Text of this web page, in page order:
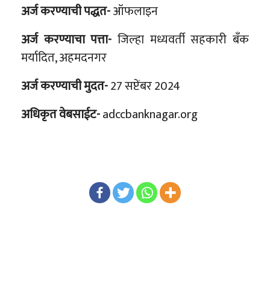
अर्ज करण्याची पद्धत-ऑफलाइन
अर्ज करण्याचा पत्ता- जिल्हा मध्यवर्ती सहकारी बँक
मर्यादित, अहमदनगर
अर्ज करण्याची मुदत-27 सप्टेंबर 2024
अधिकृत वेबसाईट-adccbanknagar.org